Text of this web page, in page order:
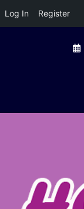
Log In Register